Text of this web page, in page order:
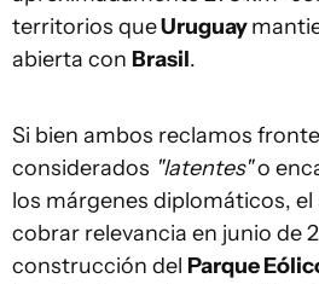
territorios queUruguay
abierta con Brasil.
Si bien ambos reclamos
considerados "latentes"o
los márgenes diplomáticos, el
cobrar relevancia en junio de
construcción del Parque